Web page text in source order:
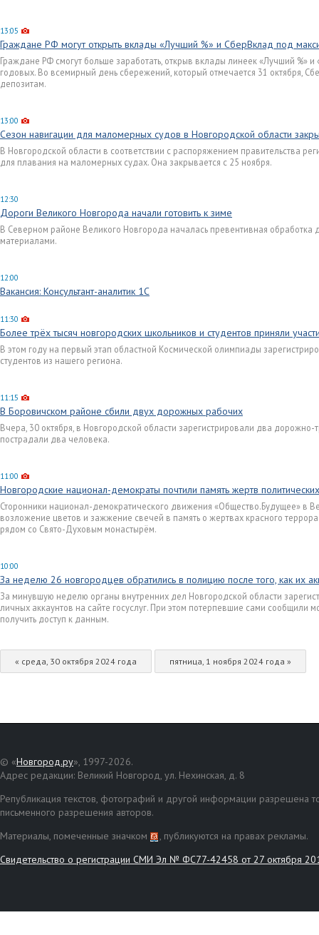
13:05
Граждане РФ могут открыть вклады «Лучший %» и СберВклад под
Граждане РФ смогут больше заработать, открыв вклады линеек «Лучший %»
годовых. Во всемирный день сбережений, который отмечается 31 октября,
депозитам.
13:00
Сезон навигации для маломерных судов в Новгородской области
В Новгородской области в соответствии с распоряжением правительства
для плавания на маломерных судах. Она закрывается с 25 ноября.
12:30
Дороги Великого Новгорода начали готовить к зиме
В Северном районе Великого Новгорода началась превентивная
материалами.
12:00
Вакансия: Консультант-аналитик 1С
11:30
Более трёх тысяч новгородских школьников и студентов приняли
В этом году на первый этап областной Космической олимпиады
студентов из нашего региона.
11:15
В Боровичском районе сбили двух дорожных рабочих
Вчера, 30 октября, в Новгородской области зарегистрировали два дорожно-
пострадали два человека.
11:00
Новгородские национал-демократы почтили память жертв
Сторонники национал-демократического движения «Общество.Будущее» в
возложение цветов и зажжение свечей в память о жертвах красного
рядом со Свято-Духовым монастырём.
10:00
За неделю 26 новгородцев обратились в полицию после того, как их
За минувшую неделю органы внутренних дел Новгородской области
личных аккаунтов на сайте госуслуг. При этом потерпевшие сами
получить доступ к данным.
« среда, 30 октября 2024 года пятница, 1 ноября 2024 года »
© «Новгород.ру», 1997-2026.
Адрес редакции: Великий Новгород, ул. Нехинская, д. 8
Републикация текстов, фотографий и другой информации разрешена
письменного разрешения авторов.
Материалы, помеченные значком
, публикуются на правах рекламы.
Свидетельство о регистрации СМИ Эл № ФС77-42458 от 27 октября